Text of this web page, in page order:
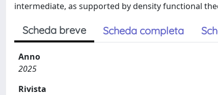
intermediate, as supported by density functional
Scheda breve Scheda completa
Anno
2025
Rivista